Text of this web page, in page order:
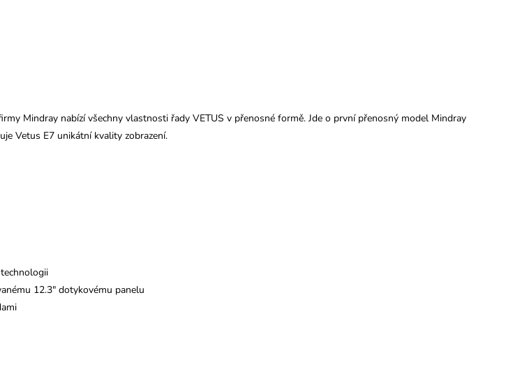
Mindray nabízí všechny vlastnosti řady VETUS v přenosné formě. Jde o první přenosný model Mindray
Vetus E7 unikátní kvality zobrazení.
12.3" dotykovému panelu